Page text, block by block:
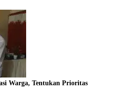
Warga, Tentukan Prioritas